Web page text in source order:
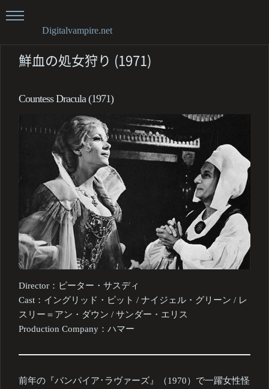
Digitalvampire.net
鮮血の処女狩り (1971)
Countess Dracula (1971)
Director：ピーター・サスディ
Cast：イングリッド・ピット / ナイジェル・グリーン / レ
スリー＝アン・ダウン / サンダー・エリス
Production Company：ハマー
前年の『バンパイア･ラヴァーズ』（1970）で一躍女性怪